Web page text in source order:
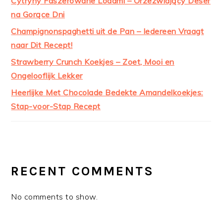
na Gorące Dni
Champignonspaghetti uit de Pan – Iedereen Vraagt
naar Dit Recept!
Strawberry Crunch Koekjes – Zoet, Mooi en
Ongelooflijk Lekker
Heerlijke Met Chocolade Bedekte Amandelkoekjes:
Stap-voor-Stap Recept
RECENT COMMENTS
No comments to show.